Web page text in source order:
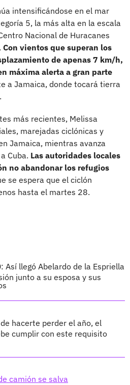
intensificándose en el mar
5, la más alta en la escala
Nacional de Huracanes
Con vientos que superan los
de apenas 7 km/h,
máxima alerta a gran parte
a Jamaica, donde tocará tierra
más recientes, Melissa
marejadas ciclónicas y
Jamaica, mientras avanza
Cuba. Las autoridades locales
no abandonar los refugios
se espera que el ciclón
hasta el martes 28.
Así llegó Abelardo de la Espriella
junto a su esposa y sus
hacerte perder el año, el
cumplir con este requisito
camión se salva